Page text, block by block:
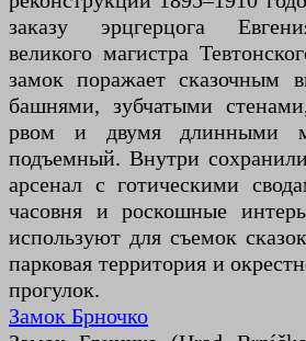
заказу эрцгерцога
великого магистра
замок поражает сказочным
башнями, зубчатыми
рвом и двумя длинными
подъемный. Внутри
арсенал с готическими
часовня и роскошные
используют для съемок
парковая территория и
прогулок.
Замок Брночко